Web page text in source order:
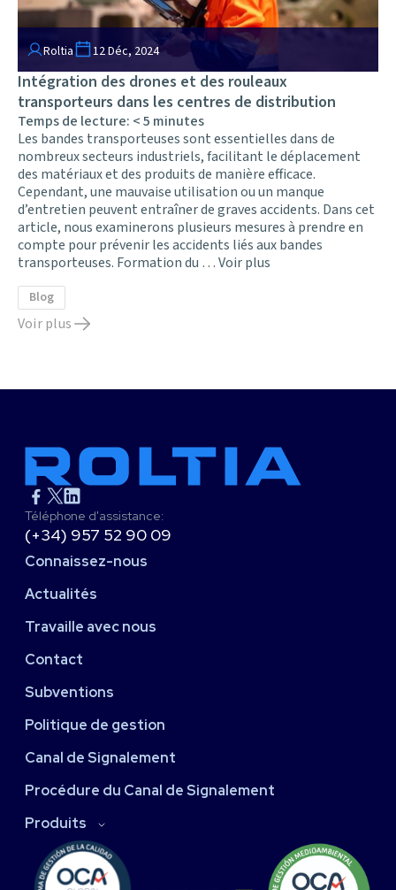
Roltia 12 Déc, 2024
Intégration des drones et des rouleaux
transporteurs dans les centres de distribution
Temps de lecture: < 5 minutes
Les bandes transporteuses sont essentielles dans de
nombreux secteurs industriels, facilitant le déplacement
des matériaux et des produits de manière efficace.
Cependant, une mauvaise utilisation ou un manque
d’entretien peuvent entraîner de graves accidents. Dans cet
article, nous examinerons plusieurs mesures à prendre en
compte pour prévenir les accidents liés aux bandes
transporteuses. Formation du …Voir plus
Blog
Voir plus
Téléphone d'assistance:
(+34) 957 52 90 09
Connaissez-nous
Actualités
Travaille avec nous
Contact
Subventions
Politique de gestion
Canal de Signalement
Procédure du Canal de Signalement
Produits